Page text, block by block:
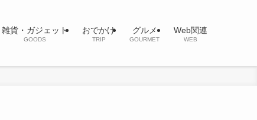
雑貨・ガジェット
GOODS
おでかけ
TRIP
グルメ
GOURMET
Web関連
WEB